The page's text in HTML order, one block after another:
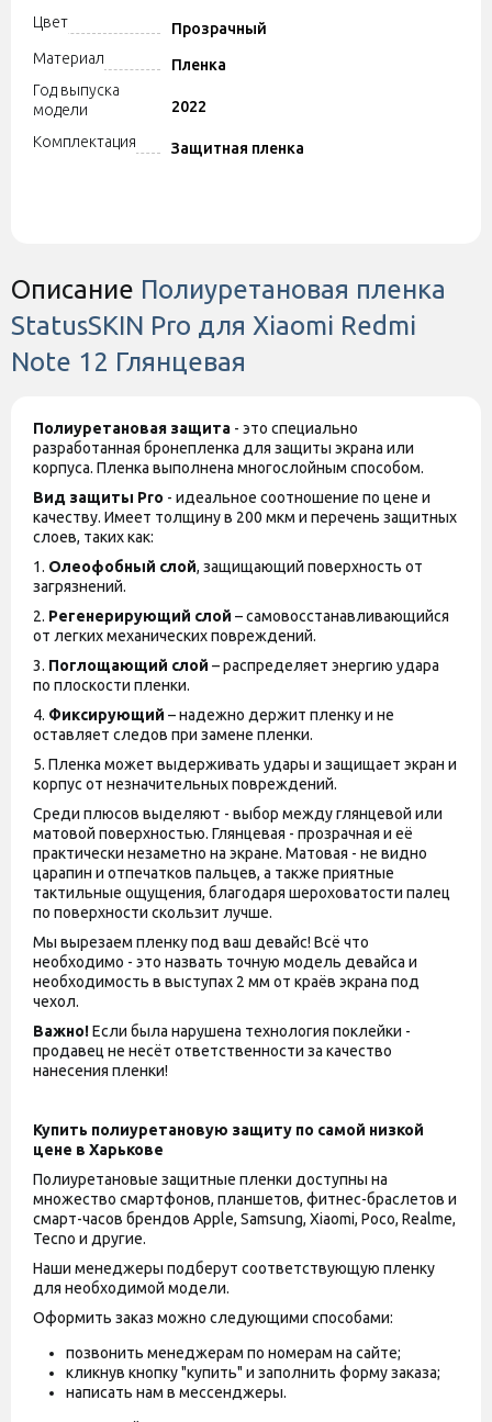
Цвет
Прозрачный
Материал
Пленка
Год выпуска
модели
2022
Комплектация
Защитная пленка
Описание Полиуретановая пленка
StatusSKIN Pro для Xiaomi Redmi
Note 12 Глянцевая
Полиуретановая защита - это специально
разработанная бронепленка для защиты экрана или
корпуса. Пленка выполнена многослойным способом.
Вид защиты Pro - идеальное соотношение по цене и
качеству. Имеет толщину в 200 мкм и перечень защитных
слоев, таких как:
1. Олеофобный слой, защищающий поверхность от
загрязнений.
2. Регенерирующий слой – самовосстанавливающийся
от легких механических повреждений.
3. Поглощающий слой – распределяет энергию удара
по плоскости пленки.
4. Фиксирующий – надежно держит пленку и не
оставляет следов при замене пленки.
5. Пленка может выдерживать удары и защищает экран и
корпус от незначительных повреждений.
Среди плюсов выделяют - выбор между глянцевой или
матовой поверхностью. Глянцевая - прозрачная и её
практически незаметно на экране. Матовая - не видно
царапин и отпечатков пальцев, а также приятные
тактильные ощущения, благодаря шероховатости палец
по поверхности скользит лучше.
Мы вырезаем пленку под ваш девайс! Всё что
необходимо - это назвать точную модель девайса и
необходимость в выступах 2 мм от краёв экрана под
чехол.
Важно!Если была нарушена технология поклейки -
продавец не несёт ответственности за качество
нанесения пленки!
Купить полиуретановую защиту по самой низкой
цене в Харькове
Полиуретановые защитные пленки доступны на
множество смартфонов, планшетов, фитнес-браслетов и
смарт-часов брендов Apple, Samsung, Xiaomi, Poco, Realme,
Tecno и другие.
Наши менеджеры подберут соответствующую пленку
для необходимой модели.
Оформить заказ можно следующими способами:
позвонить менеджерам по номерам на сайте;
кликнув кнопку "купить" и заполнить форму заказа;
написать нам в мессенджеры.